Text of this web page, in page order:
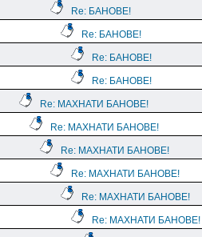
Re: БАНОВЕ!
Re: БАНОВЕ!
Re: БАНОВЕ!
Re: БАНОВЕ!
Re: МАХНАТИ БАНОВЕ!
Re: МАХНАТИ БАНОВЕ!
Re: МАХНАТИ БАНОВЕ!
Re: МАХНАТИ БАНОВЕ!
Re: МАХНАТИ БАНОВЕ!
Re: МАХНАТИ БАНОВЕ!